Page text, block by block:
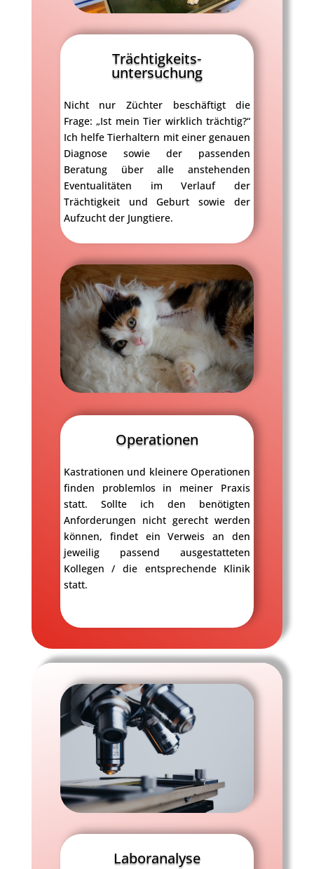
Trächtigkeits-
untersuchung
Nicht nur Züchter beschäftigt die
Frage: „Ist mein Tier wirklich trächtig?“
Ich helfe Tierhaltern mit einer genauen
Diagnose sowie der passenden
Beratung über alle anstehenden
Eventualitäten im Verlauf der
Trächtigkeit und Geburt sowie der
Aufzucht der Jungtiere.
Operationen
Kastrationen und kleinere Operationen
finden problemlos in meiner Praxis
statt. Sollte ich den benötigten
Anforderungen nicht gerecht werden
können, findet ein Verweis an den
jeweilig passend ausgestatteten
Kollegen / die entsprechende Klinik
statt.
Laboranalyse